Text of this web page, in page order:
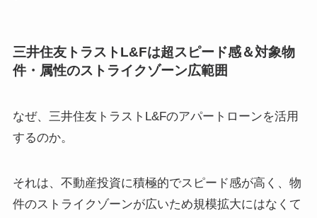
三井住友トラストL&Fは超スピード感＆対象物
件・属性のストライクゾーン広範囲
なぜ、三井住友トラストL&Fのアパートローンを活用
するのか。
それは、不動産投資に積極的でスピード感が高く、物
件のストライクゾーンが広いため規模拡大にはなくて